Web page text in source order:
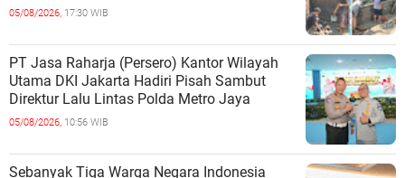
05/08/2026, 17:30 WIB
PT Jasa Raharja (Persero) Kantor Wilayah
Utama DKI Jakarta Hadiri Pisah Sambut
Direktur Lalu Lintas Polda Metro Jaya
05/08/2026, 10:56 WIB
Sebanyak Tiga Warga Negara Indonesia